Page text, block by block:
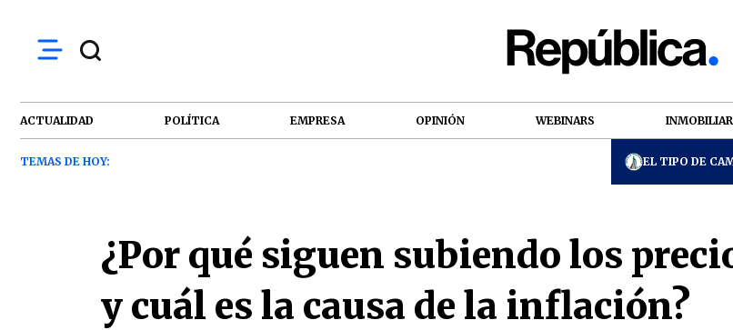
ACTUALIDAD POLÍTICA EMPRESA OPINIÓN WEBINARS
TEMAS DE HOY: EL TIPO DE
¿Por qué siguen subiendo los
y cuál es la causa de la inflación?